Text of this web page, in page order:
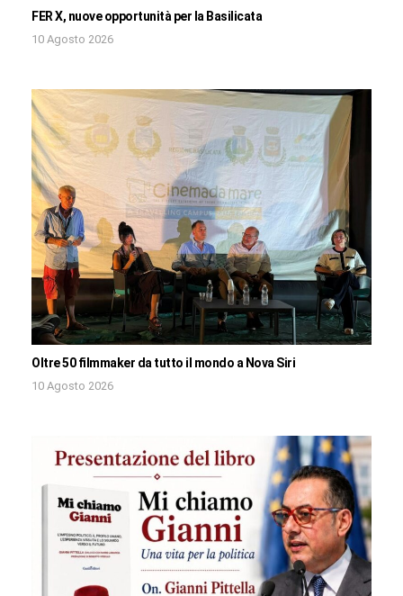
FER X, nuove opportunità per la Basilicata
10 Agosto 2026
Oltre 50 filmmaker da tutto il mondo a Nova Siri
10 Agosto 2026